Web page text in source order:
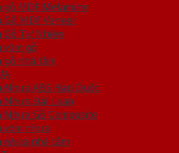
gỗ MDF Melamine
Gỗ MDF Veneer
Gỗ Tự Nhiên
vòm gỗ
gỗ nhà tắm
Nhựa ABS Hàn Quốc
Nhựa Đài Loan
Nhựa Gỗ Composite
vòm nhựa
nhựa nhà tắm